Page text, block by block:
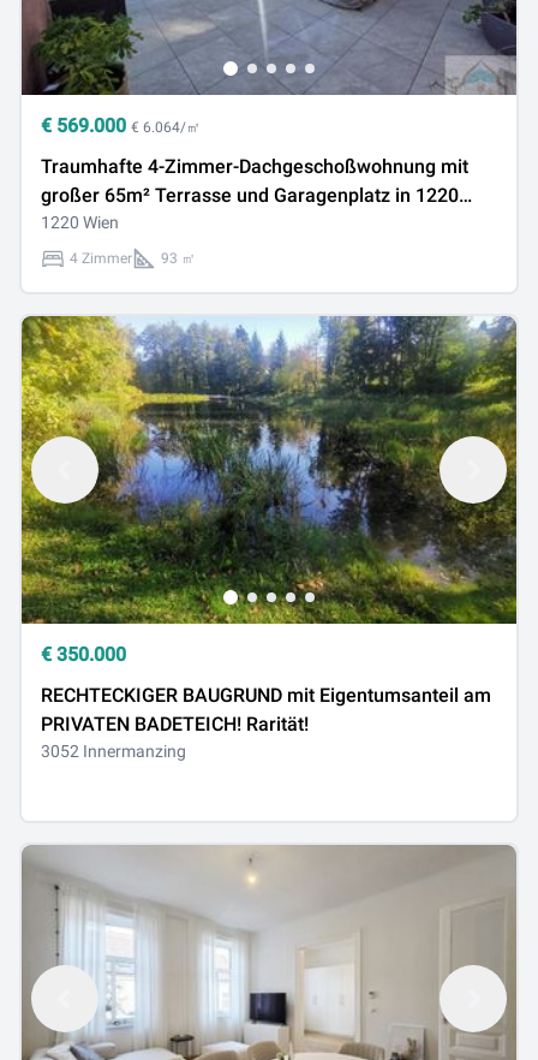
€ 569.000 € 6.064/㎡
Traumhafte 4-Zimmer-Dachgeschoßwohnung mit
großer 65m² Terrasse und Garagenplatz in 1220
Wien – Jetzt zugreifen!
1220 Wien
4 Zimmer 93 ㎡
€ 350.000
RECHTECKIGER BAUGRUND mit Eigentumsanteil am
PRIVATEN BADETEICH! Rarität!
3052 Innermanzing